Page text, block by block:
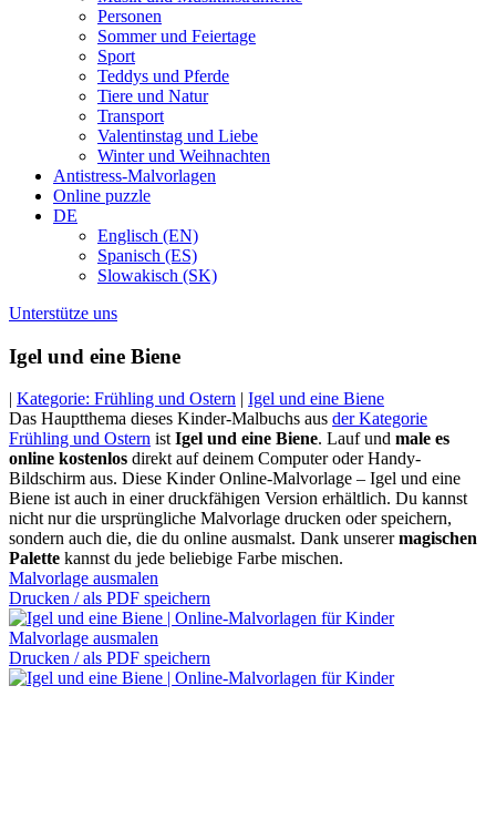
Personen
Sommer und Feiertage
Sport
Teddys und Pferde
Tiere und Natur
Transport
Valentinstag und Liebe
Winter und Weihnachten
Antistress-Malvorlagen
Online puzzle
DE
Englisch (EN)
Spanisch (ES)
Slowakisch (SK)
Unterstütze uns
Igel und eine Biene
| Kategorie: Frühling und Ostern | Igel und eine Biene
Das Hauptthema dieses Kinder-Malbuchs aus der Kategorie
Frühling und Ostern istIgel und eine Biene. Lauf und male es
online kostenlos direkt auf deinem Computer oder Handy-
Bildschirm aus. Diese Kinder Online-Malvorlage – Igel und eine
Biene ist auch in einer druckfähigen Version erhältlich. Du kannst
nicht nur die ursprüngliche Malvorlage drucken oder speichern,
sondern auch die, die du online ausmalst. Dank unserermagischen
Palette kannst du jede beliebige Farbe mischen.
Malvorlage ausmalen
Drucken / als PDF speichern
Malvorlage ausmalen
Drucken / als PDF speichern